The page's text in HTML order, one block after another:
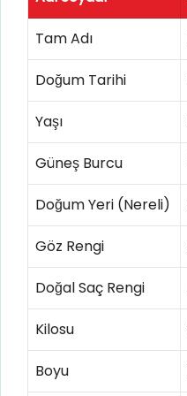
Tam Adı
Doğum Tarihi
Yaşı
Güneş Burcu
Doğum Yeri (Nereli)
Göz Rengi
Doğal Saç Rengi
Kilosu
Boyu